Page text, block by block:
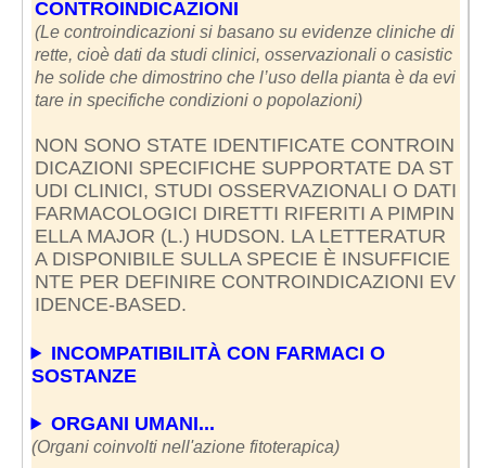
CONTROINDICAZIONI
(Le controindicazioni si basano su evidenze cliniche di
rette, cioè dati da studi clinici, osservazionali o casistic
he solide che dimostrino che l’uso della pianta è da evi
tare in specifiche condizioni o popolazioni)
NON SONO STATE IDENTIFICATE CONTROIN
DICAZIONI SPECIFICHE SUPPORTATE DA ST
UDI CLINICI, STUDI OSSERVAZIONALI O DATI
FARMACOLOGICI DIRETTI RIFERITI A PIMPIN
ELLA MAJOR (L.) HUDSON. LA LETTERATUR
A DISPONIBILE SULLA SPECIE È INSUFFICIE
NTE PER DEFINIRE CONTROINDICAZIONI EV
IDENCE-BASED.
INCOMPATIBILITÀ CON FARMACI O
SOSTANZE
ORGANI UMANI...
(Organi coinvolti nell'azione fitoterapica)